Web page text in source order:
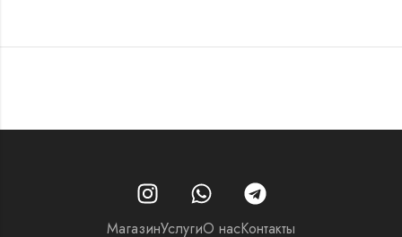
МагазинУслугиО насКонтакты